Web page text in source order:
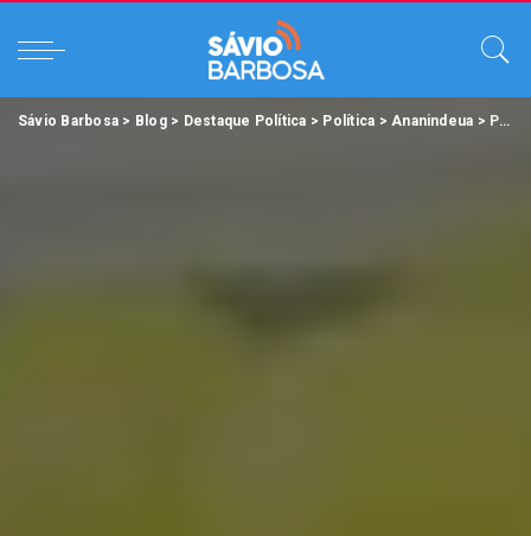
Sávio Barbosa > Blog> Destaque Política > Política >Ananindeua > PSDB confirma Erick Monteiro como vice de Dr. Daniel em Ananindeua.